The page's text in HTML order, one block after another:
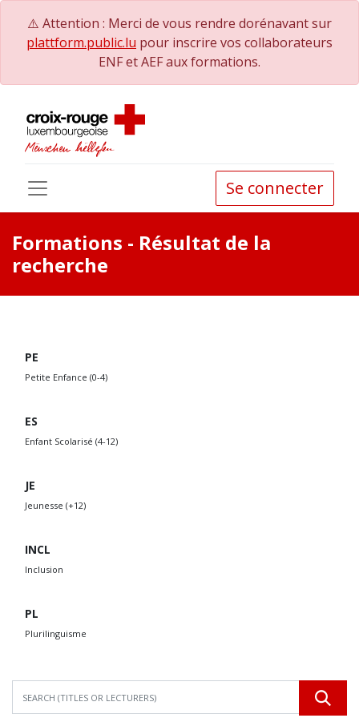
⚠️ Attention : Merci de vous rendre dorénavant sur
plattform.public.lu pour inscrire vos collaborateurs
ENF et AEF aux formations.
Se connecter
Formations - Résultat de la
recherche
PE
Petite Enfance (0-4)
ES
Enfant Scolarisé (4-12)
JE
Jeunesse (+12)
INCL
Inclusion
PL
Plurilinguisme